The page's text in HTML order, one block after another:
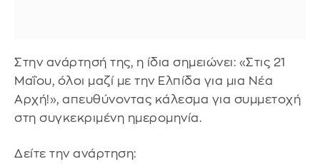
Στην ανάρτησή της, η ίδια σημειώνει: «Στις 21
Μαΐου, όλοι μαζί με την Ελπίδα για μια Νέα
Αρχή!», απευθύνοντας κάλεσμα για συμμετοχή
στη συγκεκριμένη ημερομηνία.
Δείτε την ανάρτηση: